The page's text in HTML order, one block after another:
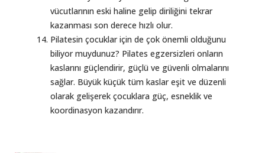
vücutlarının eski haline gelip diriliğini tekrar
kazanması son derece hızlı olur.
Pilatesin çocuklar için de çok önemli olduğunu
biliyor muydunuz? Pilates egzersizleri onların
kaslarını güçlendirir, güçlü ve güvenli olmalarını
sağlar. Büyük küçük tüm kaslar eşit ve düzenli
olarak gelişerek çocuklara güç, esneklik ve
koordinasyon kazandırır.